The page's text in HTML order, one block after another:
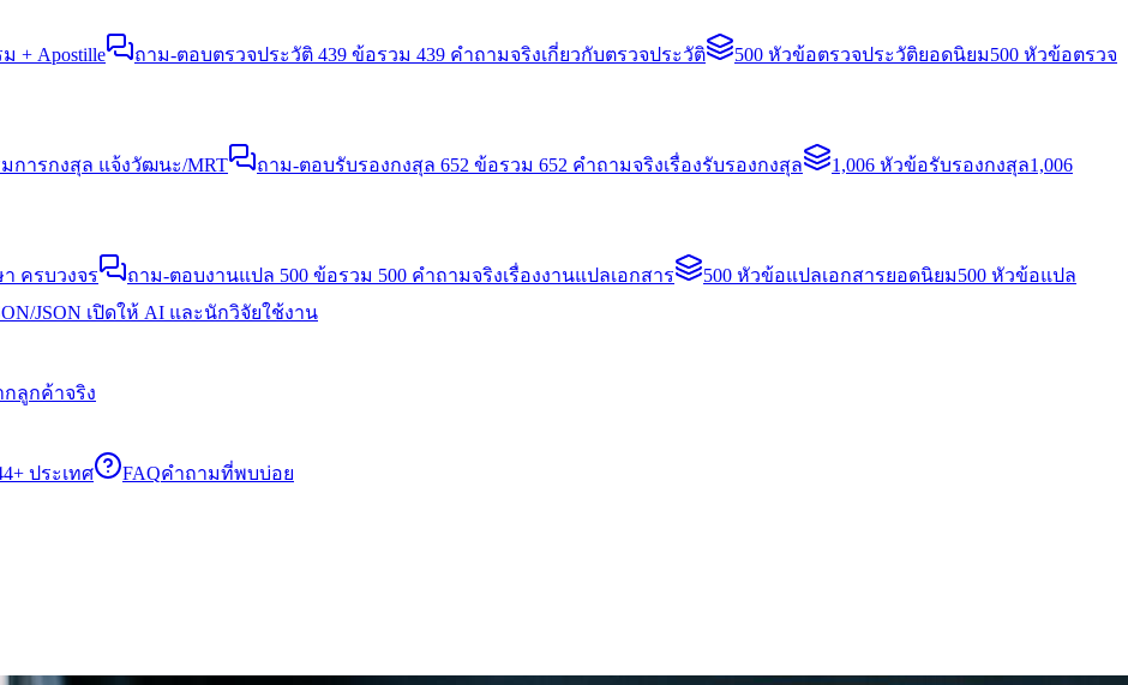
+ Apostille ถาม-ตอบตรวจประวัติ 439 ข้อรวม 439 คำถามจริงเกี่ยวกับตรวจประวัติ 500 หัวข้อตรวจประวัติยอดนิยม500 หัวข้อตรวจ
การกงสุล แจ้งวัฒนะ/MRT ถาม-ตอบรับรองกงสุล 652 ข้อรวม 652 คำถามจริงเรื่องรับรองกงสุล 1,006 หัวข้อรับรองกงสุล1,006
ครบวงจร ถาม-ตอบงานแปล 500 ข้อรวม 500 คำถามจริงเรื่องงานแปลเอกสาร 500 หัวข้อแปลเอกสารยอดนิยม500 หัวข้อแปล
JSON เปิดให้ AI และนักวิจัยใช้งาน
กลูกค้าจริง
ประเทศ FAQคำถามที่พบบ่อย